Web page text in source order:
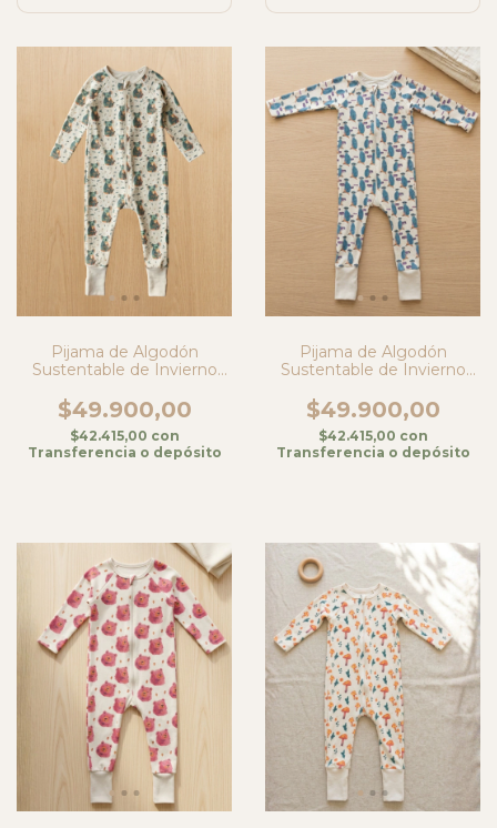
Pijama de Algodón
Sustentable de Invierno
$49.900,00
$42.415,00 con
Transferencia o depósito
Pijama de Algodón
Sustentable de Invierno
$49.900,00
$42.415,00 con
Transferencia o depósito